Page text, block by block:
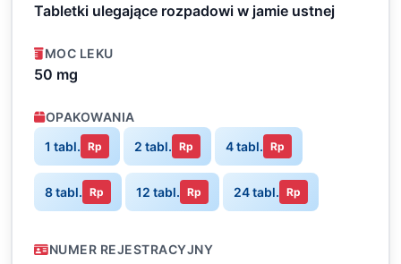
Tabletki ulegające rozpadowi w jamie ustnej
MOC LEKU
50 mg
OPAKOWANIA
1 tabl. Rp 2 tabl. Rp 4 tabl. Rp
8 tabl. Rp 12 tabl. Rp 24 tabl. Rp
NUMER REJESTRACYJNY